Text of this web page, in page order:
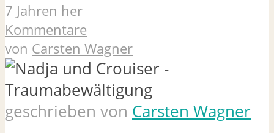
7 Jahren her
Kommentare
von Carsten Wagner
geschrieben von Carsten Wagner